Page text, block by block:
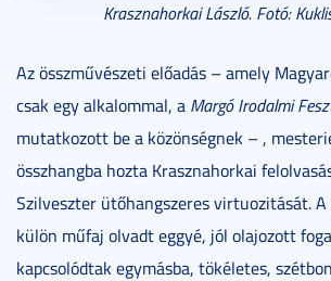
Krasznahorkai László. Fotó:
Az összművészeti előadás – amely
csak egy alkalommal, a Margó Irodalmi
mutatkozott be a közönségnek – ,
összhangba hozta Krasznahorkai
Szilveszter ütőhangszeres virtuozitását.
külön műfaj olvadt eggyé, jól olajozott
kapcsolódtak egymásba, tökéletes,